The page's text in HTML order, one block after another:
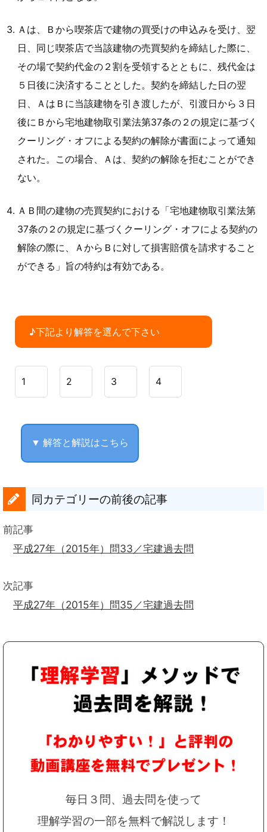
Ａは、Ｂから喫茶店で建物の買受けの申込みを受け、翌
日、同じ喫茶店で当該建物の売買契約を締結した際に、
その場で契約代金の２割を受領するとともに、残代金は
５日後に決済することとした。契約を締結した日の翌
日、ＡはＢに当該建物を引き渡したが、引渡日から３日
後にＢから宅地建物取引業法第37条の２の規定に基づく
クーリング・オフによる契約の解除が書面によって通知
された。この場合、Ａは、契約の解除を拒むことができ
ない。
ＡＢ間の建物の売買契約における「宅地建物取引業法第
37条の２の規定に基づくクーリング・オフによる契約の
解除の際に、ＡからＢに対して損害賠償を請求すること
ができる」旨の特約は有効である。
♪下記より解答を選んで下さい
1 2 3 4
▼ 解答と解説はこちら
同カテゴリーの前後の記事
前記事
平成27年（2015年）問33／宅建過去問
次記事
平成27年（2015年）問35／宅建過去問
毎日３問、過去問を使って
理解学習の一部を無料で解説します！